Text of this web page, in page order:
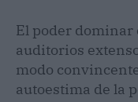
El poder dominar
auditorios
modo
autoestima de la